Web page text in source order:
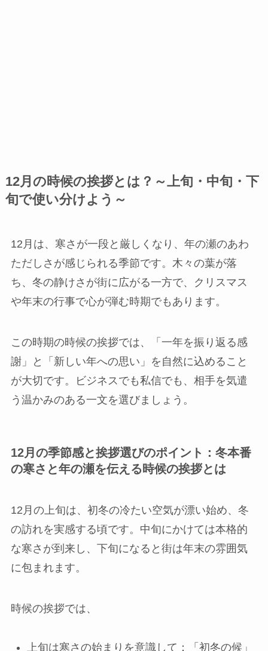
12月の時候の挨拶とは？～上旬・中旬・下
旬で使い分けよう～
12月は、寒さが一段と厳しくなり、年の瀬のあわ
ただしさが感じられる季節です。木々の葉が落
ち、冬の静けさが街に広がる一方で、クリスマス
や年末の行事で心が弾む時期でもあります。
この時期の時候の挨拶では、「一年を振り返る感
謝」と「新しい年への思い」を自然に込めること
が大切です。ビジネスでも私信でも、相手を気遣
う温かみのある一文を選びましょう。
12月の季節感と挨拶選びのポイント：冬本番
の寒さと年の瀬を伝える時候の挨拶とは
12月の上旬は、初冬の冷たい空気が漂い始め、冬
の訪れを実感する頃です。中旬にかけては本格的
な寒さが到来し、下旬になると街は年末の雰囲気
に包まれます。
時候の挨拶では、
上旬は寒さの始まりを意識して：「初冬の候」